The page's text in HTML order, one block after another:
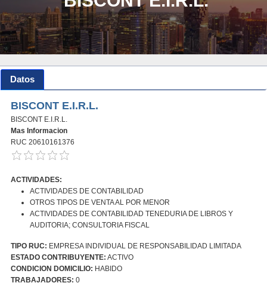
Datos
BISCONT E.I.R.L.
BISCONT E.I.R.L.
Mas Informacion
RUC 20610161376
ACTIVIDADES:
ACTIVIDADES DE CONTABILIDAD
OTROS TIPOS DE VENTA AL POR MENOR
ACTIVIDADES DE CONTABILIDAD TENEDURIA DE LIBROS Y
AUDITORIA; CONSULTORIA FISCAL
TIPO RUC: EMPRESA INDIVIDUAL DE RESPONSABILIDAD LIMITADA
ESTADO CONTRIBUYENTE: ACTIVO
CONDICION DOMICILIO: HABIDO
TRABAJADORES: 0